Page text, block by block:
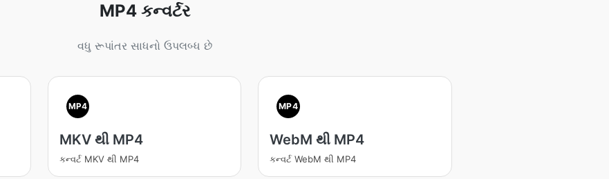
MP4 કન્વર્ટર
વધુ રૂપાંતર સાધનો ઉપલબ્ધ છે
MP4
MKV થી MP4
કન્વર્ટ MKV થી MP4
MP4
WebM થી MP4
કન્વર્ટ WebM થી MP4